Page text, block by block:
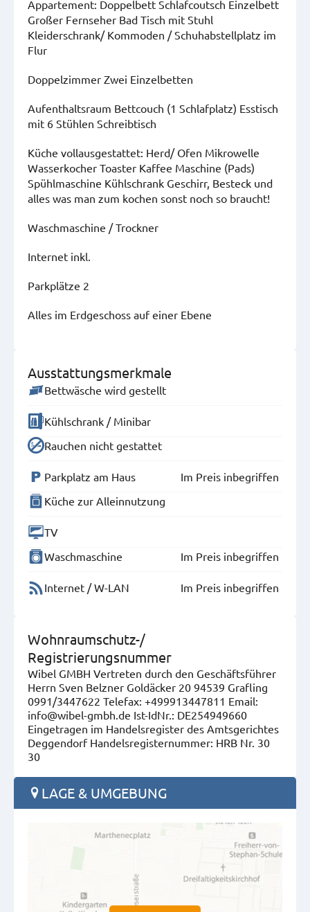
Appartement: Doppelbett Schlafcoutsch Einzelbett
Großer Fernseher Bad Tisch mit Stuhl
Kleiderschrank/ Kommoden / Schuhabstellplatz im
Flur
Doppelzimmer Zwei Einzelbetten
Aufenthaltsraum Bettcouch (1 Schlafplatz) Esstisch
mit 6 Stühlen Schreibtisch
Küche vollausgestattet: Herd/ Ofen Mikrowelle
Wasserkocher Toaster Kaffee Maschine (Pads)
Spühlmaschine Kühlschrank Geschirr, Besteck und
alles was man zum kochen sonst noch so braucht!
Waschmaschine / Trockner
Internet inkl.
Parkplätze 2
Alles im Erdgeschoss auf einer Ebene
Ausstattungsmerkmale
Bettwäsche wird gestellt
Kühlschrank / Minibar
Rauchen nicht gestattet
Parkplatz am Haus
Im Preis inbegriffen
Küche zur Alleinnutzung
TV
Waschmaschine
Im Preis inbegriffen
Internet / W-LAN Im Preis inbegriffen
Wohnraumschutz-/
Registrierungsnummer
Wibel GMBH Vertreten durch den Geschäftsführer
Herrn Sven Belzner Goldäcker 20 94539 Grafling
0991/3447622 Telefax: +499913447811 Email:
info@wibel-gmbh.de Ist-IdNr.: DE254949660
Eingetragen im Handelsregister des Amtsgerichtes
Deggendorf Handelsregisternummer: HRB Nr. 30
30
LAGE & UMGEBUNG